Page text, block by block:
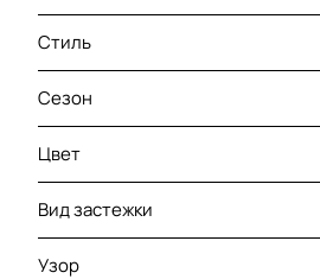
Стиль
Сезон
Цвет
Вид застежки
Узор